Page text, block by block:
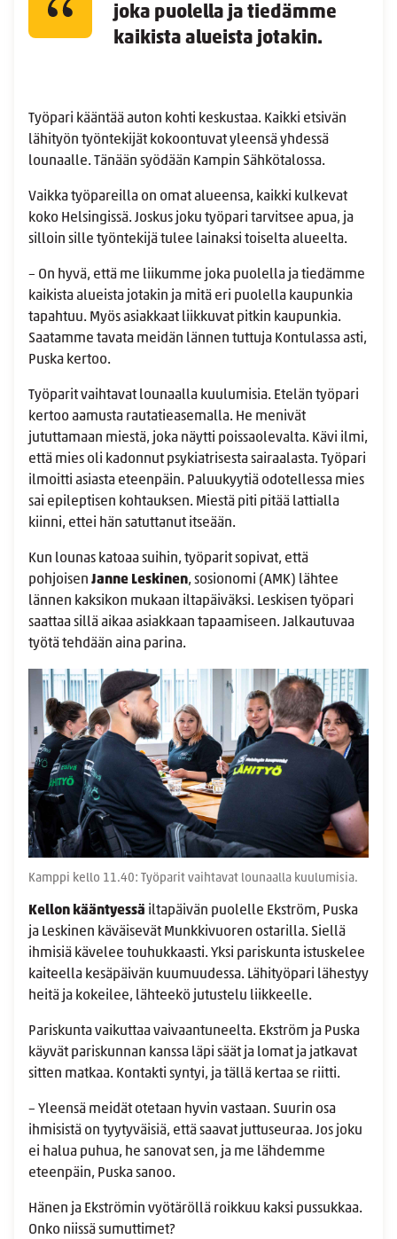
joka puolella ja tiedämme
kaikista alueista jotakin.
Työpari kääntää auton kohti keskustaa. Kaikki etsivän
lähityön työntekijät kokoontuvat yleensä yhdessä
lounaalle. Tänään syödään Kampin Sähkötalossa.
Vaikka työpareilla on omat alueensa, kaikki kulkevat
koko Helsingissä. Joskus joku työpari tarvitsee apua, ja
silloin sille työntekijä tulee lainaksi toiselta alueelta.
– On hyvä, että me liikumme joka puolella ja tiedämme
kaikista alueista jotakin ja mitä eri puolella kaupunkia
tapahtuu. Myös asiakkaat liikkuvat pitkin kaupunkia.
Saatamme tavata meidän lännen tuttuja Kontulassa asti,
Puska kertoo.
Työparit vaihtavat lounaalla kuulumisia. Etelän työpari
kertoo aamusta rautatieasemalla. He menivät
jututtamaan miestä, joka näytti poissaolevalta. Kävi ilmi,
että mies oli kadonnut psykiatrisesta sairaalasta. Työpari
ilmoitti asiasta eteenpäin. Paluukyytiä odotellessa mies
sai epileptisen kohtauksen. Miestä piti pitää lattialla
kiinni, ettei hän satuttanut itseään.
Kun lounas katoaa suihin, työparit sopivat, että
pohjoisen Janne Leskinen, sosionomi (AMK) lähtee
lännen kaksikon mukaan iltapäiväksi. Leskisen työpari
saattaa sillä aikaa asiakkaan tapaamiseen. Jalkautuvaa
työtä tehdään aina parina.
Kamppi kello 11.40: Työparit vaihtavat lounaalla kuulumisia.
Kellon kääntyessä iltapäivän puolelle Ekström, Puska
ja Leskinen käväisevät Munkkivuoren ostarilla. Siellä
ihmisiä kävelee touhukkaasti. Yksi pariskunta istuskelee
kaiteella kesäpäivän kuumuudessa. Lähityöpari lähestyy
heitä ja kokeilee, lähteekö jutustelu liikkeelle.
Pariskunta vaikuttaa vaivaantuneelta. Ekström ja Puska
käyvät pariskunnan kanssa läpi säät ja lomat ja jatkavat
sitten matkaa. Kontakti syntyi, ja tällä kertaa se riitti.
– Yleensä meidät otetaan hyvin vastaan. Suurin osa
ihmisistä on tyytyväisiä, että saavat juttuseuraa. Jos joku
ei halua puhua, he sanovat sen, ja me lähdemme
eteenpäin, Puska sanoo.
Hänen ja Ekströmin vyötäröllä roikkuu kaksi pussukkaa.
Onko niissä sumuttimet?